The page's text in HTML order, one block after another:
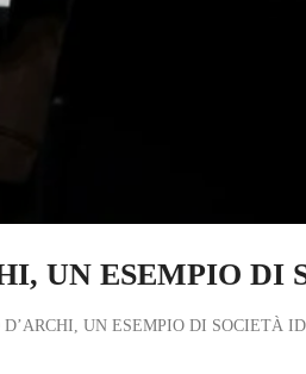
UN ESEMPIO DI
UN ESEMPIO DI SOCIETÀ